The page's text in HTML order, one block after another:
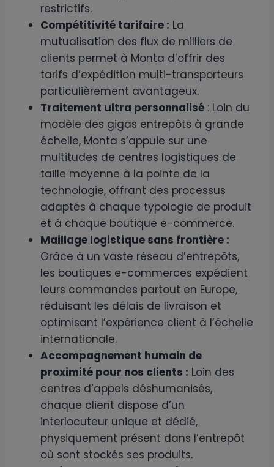
restrictifs.
Compétitivité tarifaire : La
mutualisation des flux de milliers de
clients permet à Monta d’offrir des
tarifs d’expédition multi-transporteurs
particulièrement avantageux.
Traitement ultra personnalisé : Loin du
modèle des gigas entrepôts à grande
échelle, Monta s’appuie sur une
multitudes de centres logistiques de
taille moyenne à la pointe de la
technologie, offrant des processus
adaptés à chaque typologie de produit
et à chaque boutique e-commerce.
Maillage logistique sans frontière :
Grâce à un vaste réseau d’entrepôts,
les boutiques e-commerces expédient
leurs commandes partout en Europe,
réduisant les délais de livraison et
optimisant l’expérience client à l’échelle
internationale.
Accompagnement humain de
proximité pour nos clients : Loin des
centres d’appels déshumanisés,
chaque client dispose d’un
interlocuteur unique et dédié,
physiquement présent dans l’entrepôt
où sont stockés ses produits.